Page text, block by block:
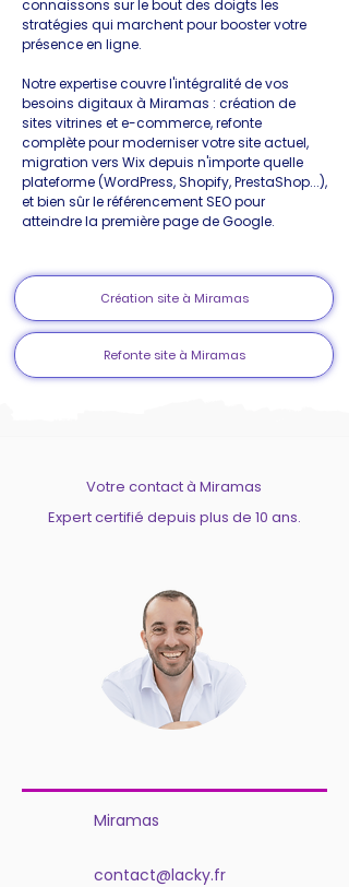
connaissons sur le bout des doigts les
stratégies qui marchent pour booster votre
présence en ligne.
Notre expertise couvre l'intégralité de vos
besoins digitaux à Miramas : création de
sites vitrines et e-commerce, refonte
complète pour moderniser votre site actuel,
migration vers Wix depuis n'importe quelle
plateforme (WordPress, Shopify, PrestaShop...),
et bien sûr le référencement SEO pour
atteindre la première page de Google.
Création site à Miramas
Refonte site à Miramas
Votre contact à Miramas
Expert certifié depuis plus de 10 ans.
Miramas
contact@lacky.fr